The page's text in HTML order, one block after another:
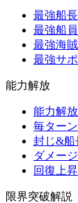
最強船
最強船
最強海
最強サ
能力解放
能力解
毎ター
封じ&船
ダメー
回復上
限界突破解説